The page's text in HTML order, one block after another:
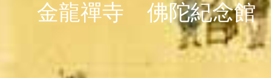
金龍禪寺
佛陀紀念館